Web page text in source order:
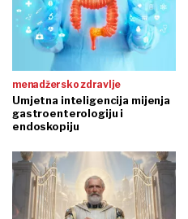
menadžersko zdravlje
Umjetna inteligencija mijenja
gastroenterologiju i
endoskopiju